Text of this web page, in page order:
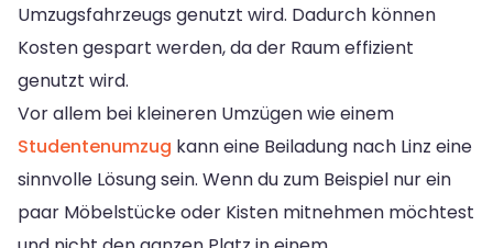
Umzugsfahrzeugs genutzt wird. Dadurch können
Kosten gespart werden, da der Raum effizient
genutzt wird.
Vor allem bei kleineren Umzügen wie einem
Studentenumzug kann eine Beiladung nach Linz eine
sinnvolle Lösung sein. Wenn du zum Beispiel nur ein
paar Möbelstücke oder Kisten mitnehmen möchtest